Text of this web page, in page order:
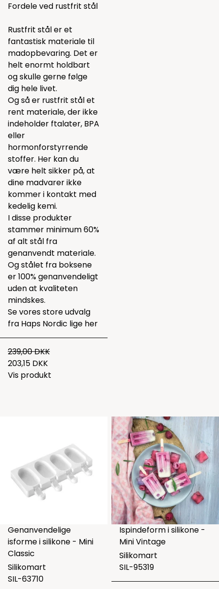
Fordele ved rustfrit stål
Rustfrit stål er et
fantastisk materiale til
madopbevaring. Det er
helt enormt holdbart
og skulle gerne følge
dig hele livet.
Og så er rustfrit stål et
rent materiale, der ikke
indeholder ftalater, BPA
eller
hormonforstyrrende
stoffer. Her kan du
være helt sikker på, at
dine madvarer ikke
kommer i kontakt med
kedelig kemi.
I disse produkter
stammer minimum 60%
af alt stål fra
genanvendt materiale.
Og stålet fra boksene
er 100% genanvendeligt
uden at kvaliteten
mindskes.
Se vores store udvalg
fra Haps Nordic lige her
239,00 DKK
203,15 DKK
Vis produkt
Genanvendelige
isforme i silikone - Mini
Classic
Silikomart
SIL-63710
Ispindeform i silikone -
Mini Vintage
Silikomart
SIL-95319